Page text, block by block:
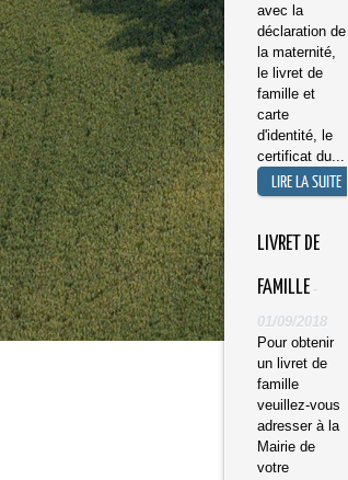
avec la
déclaration de
la maternité,
le livret de
famille et
carte
d'identité, le
certificat du...
​LIVRET DE
FAMILLE -
01/09/2018
Pour obtenir
un livret de
famille
veuillez-vous
adresser à la
Mairie de
votre